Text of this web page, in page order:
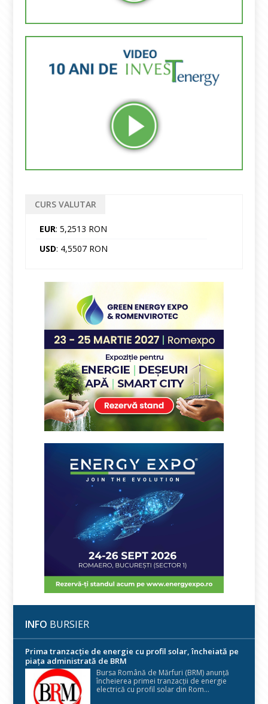
CURS VALUTAR
EUR: 5,2513 RON
USD: 4,5507 RON
INFO BURSIER
Prima tranzacție de energie cu profil solar, încheiată pe
piața administrată de BRM
Bursa Română de Mărfuri (BRM) anunță
încheierea primei tranzacții de energie
electrică cu profil solar din Rom...